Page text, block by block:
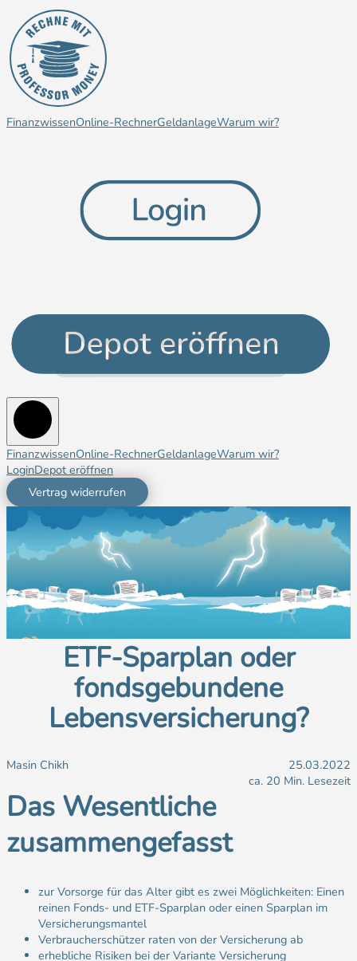
FinanzwissenOnline-RechnerGeldanlageWarum wir?
FinanzwissenOnline-RechnerGeldanlageWarum wir?
LoginDepot eröffnen
Vertrag widerrufen
ETF-Sparplan oder
fondsgebundene
Lebensversicherung?
Masin Chikh
25.03.2022
ca. 20 Min. Lesezeit
Das Wesentliche
zusammengefasst
zur Vorsorge für das Alter gibt es zwei Möglichkeiten: Einen
reinen Fonds- und ETF-Sparplan oder einen Sparplan im
Versicherungsmantel
Verbraucherschützer raten von der Versicherung ab
erhebliche Risiken bei der Variante Versicherung